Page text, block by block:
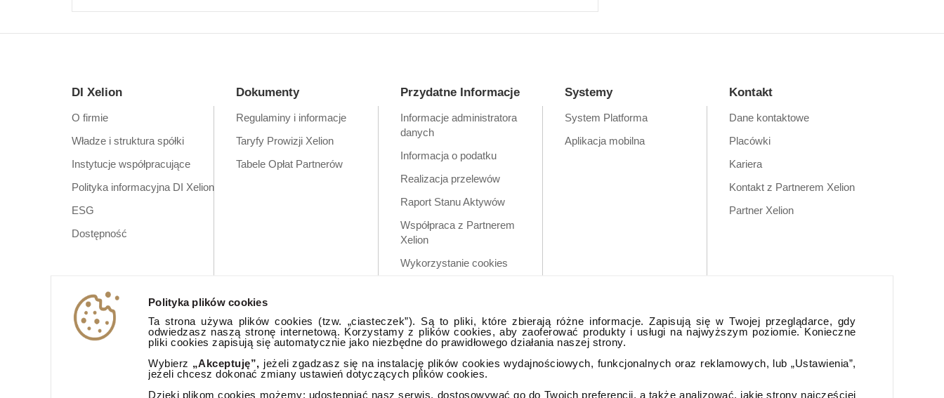
Polityka plików cookies
Ta strona używa plików cookies (tzw. „ciasteczek”). Są to pliki, które zbierają różne informacje. Zapisują się w Twojej przeglądarce, gdy
odwiedzasz naszą stronę internetową. Korzystamy z plików cookies, aby zaoferować produkty i usługi na najwyższym poziomie. Konieczne
pliki cookies zapisują się automatycznie jako niezbędne do prawidłowego działania naszej strony.
Wybierz „Akceptuję”, jeżeli zgadzasz się na instalację plików cookies wydajnościowych, funkcjonalnych oraz reklamowych, lub „Ustawienia”,
jeżeli chcesz dokonać zmiany ustawień dotyczących plików cookies.
Dzięki plikom cookies możemy: udostępniać nasz serwis, dostosowywać go do Twoich preferencji, a także analizować, jakie strony najczęściej
DI Xelion
O firmie
Władze i struktura spółki
Instytucje współpracujące
Polityka informacyjna DI Xelion
ESG
Dostępność
Dokumenty
Regulaminy i informacje
Taryfy Prowizji Xelion
Tabele Opłat Partnerów
Przydatne Informacje
Informacje administratora
danych
Informacja o podatku
Realizacja przelewów
Raport Stanu Aktywów
Współpraca z Partnerem
Xelion
Wykorzystanie cookies
aplikacji mobilnej
Systemy
System Platforma
Aplikacja mobilna
Kontakt
Dane kontaktowe
Placówki
Kariera
Kontakt z Partnerem Xelion
Partner Xelion